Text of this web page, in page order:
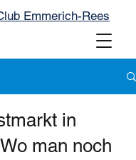
Emmerich-Rees
in
man noch